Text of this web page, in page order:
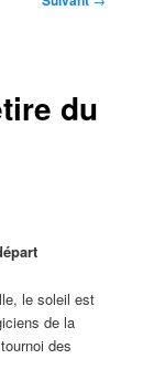
du
le soleil est
de la
des